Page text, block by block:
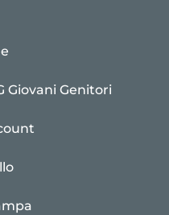
Giovani Genitori